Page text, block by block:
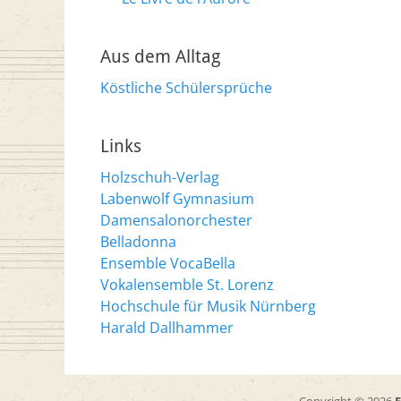
Aus dem Alltag
Köstliche Schülersprüche
Links
Holzschuh-Verlag
Labenwolf Gymnasium
Damensalonorchester
Belladonna
Ensemble VocaBella
Vokalensemble St. Lorenz
Hochschule für Musik Nürnberg
Harald Dallhammer